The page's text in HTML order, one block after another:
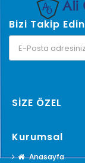
Bizi Takip Edin
SİZE ÖZEL
Kurumsal
Anasayfa